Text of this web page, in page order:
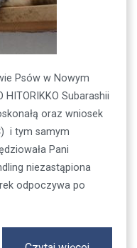
Psów w Nowym
Subarashii
oraz wniosek
i tym samym
Pani
niezastąpiona
odpoczywa po